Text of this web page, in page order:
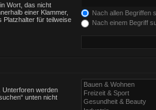
Wort, das nicht
einer Klammer,
Platzhalter für teilweise
Nach allen Begriffen
Nach einem Begriff
Unterforen werden
unten nicht